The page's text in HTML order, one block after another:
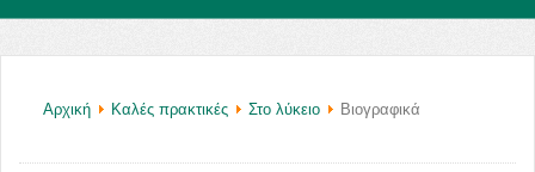
Αρχική Καλές πρακτικές Στο λύκειο Βιογραφικά